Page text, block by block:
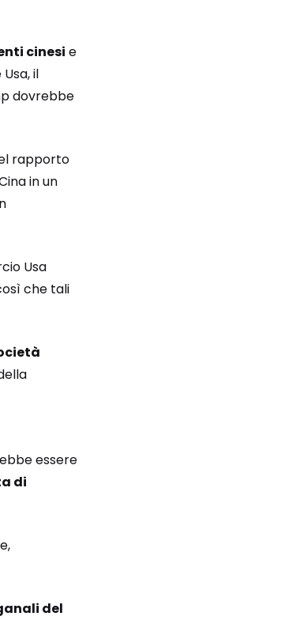
cinesi e
il
dovrebbe
rapporto
in un
Usa
che tali
essere
di
del